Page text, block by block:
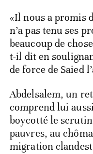
«Il nous a promis
n’a pas tenu ses
beaucoup de
t-il dit en
de force de Saied
Abdelsalem, un
comprend lui
boycotté le
pauvres, au
migration